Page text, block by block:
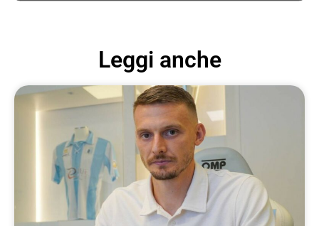
Leggi anche